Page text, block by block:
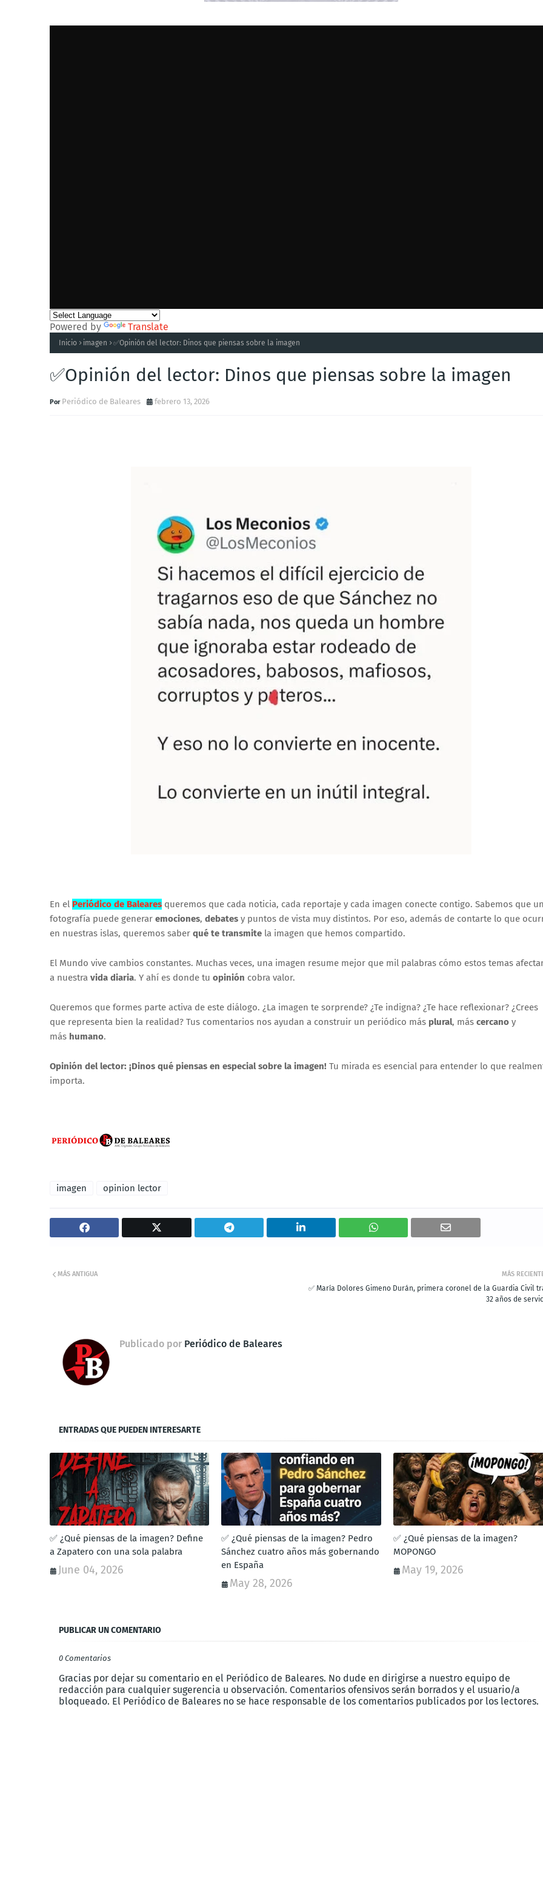
Powered by Translate
Inicio imagen ✅Opinión del lector: Dinos que piensas sobre la imagen
✅Opinión del lector: Dinos que piensas sobre la imagen
Periódico de Baleares febrero 13, 2026
En el Periódico de Baleares queremos que cada noticia, cada reportaje y cada imagen conecte contigo. Sabemos que
fotografía puede generar emociones, debates y puntos de vista muy distintos. Por eso, además de contarte lo que
en nuestras islas, queremos saber qué te transmite la imagen que hemos compartido.
El Mundo vive cambios constantes. Muchas veces, una imagen resume mejor que mil palabras cómo estos temas
a nuestra vida diaria. Y ahí es donde tu opinión cobra valor.
Queremos que formes parte activa de este diálogo. ¿La imagen te sorprende? ¿Te indigna? ¿Te hace reflexionar? ¿Crees
que representa bien la realidad? Tus comentarios nos ayudan a construir un periódico más plural, más cercano y
más humano.
Opinión del lector: ¡Dinos qué piensas en especial sobre la imagen! Tu mirada es esencial para entender lo que
importa.
imagen opinion lector
MÁS
✅ María Dolores Gimeno Durán, primera coronel de la Guardia Civil
32 años de
MÁS ANTIGUA
Publicado por Periódico de Baleares
ENTRADAS QUE PUEDEN INTERESARTE
✅ ¿Qué piensas de la imagen? Define
a Zapatero con una sola palabra
June 04, 2026
✅ ¿Qué piensas de la imagen? Pedro
Sánchez cuatro años más gobernando
en España
May 28, 2026
✅ ¿Qué piensas de la imagen?
MOPONGO
May 19, 2026
PUBLICAR UN COMENTARIO
0 Comentarios
Gracias por dejar su comentario en el Periódico de Baleares. No dude en dirigirse a nuestro equipo de
redacción para cualquier sugerencia u observación. Comentarios ofensivos serán borrados y el usuario/a
bloqueado. El Periódico de Baleares no se hace responsable de los comentarios publicados por los lectores.